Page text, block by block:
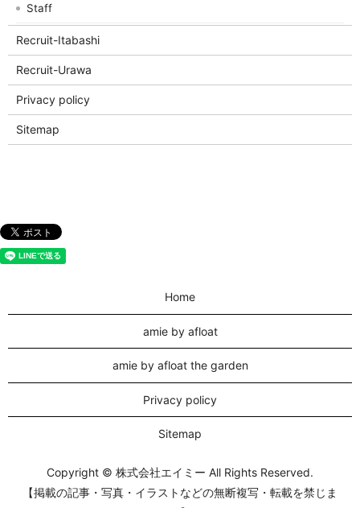
Staff
Recruit-Itabashi
Recruit-Urawa
Privacy policy
Sitemap
Home
amie by afloat
amie by afloat the garden
Privacy policy
Sitemap
Copyright © 株式会社エイミー All Rights Reserved.
【掲載の記事・写真・イラストなどの無断複写・転載を禁じま